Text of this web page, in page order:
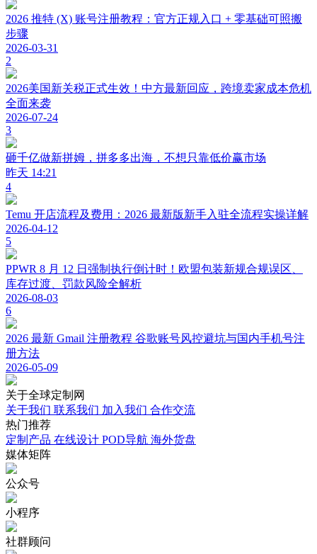
2026 推特 (X) 账号注册教程：官方正规入口 + 零基础可照搬
步骤
2026-03-31
2
2026美国新关税正式生效！中方最新回应，跨境卖家成本危机
全面来袭
2026-07-24
3
砸千亿做新拼姆，拼多多出海，不想只靠低价赢市场
昨天 14:21
4
Temu 开店流程及费用：2026 最新版新手入驻全流程实操详解
2026-04-12
5
PPWR 8 月 12 日强制执行倒计时！欧盟包装新规合规误区、
库存过渡、罚款风险全解析
2026-08-03
6
2026 最新 Gmail 注册教程 谷歌账号风控避坑与国内手机号注
册方法
2026-05-09
关于全球定制网
关于我们 联系我们 加入我们 合作交流
热门推荐
定制产品 在线设计 POD导航 海外货盘
媒体矩阵
公众号
小程序
社群顾问